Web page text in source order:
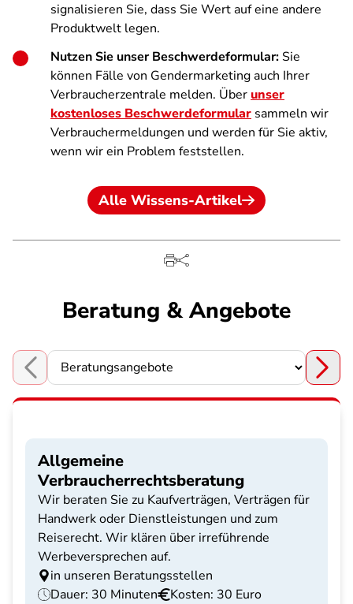
signalisieren Sie, dass Sie Wert auf eine andere
Produktwelt legen.
Nutzen Sie unser Beschwerdeformular: Sie
können Fälle von Gendermarketing auch Ihrer
Verbraucherzentrale melden. Überunser
kostenloses Beschwerdeformular sammeln wir
Verbrauchermeldungen und werden für Sie aktiv,
wenn wir ein Problem feststellen.
Alle Wissens-Artikel
Beratung & Angebote
Choose a section
Allgemeine
Verbraucherrechtsberatung
Wir beraten Sie zu Kaufverträgen, Verträgen für
Handwerk oder Dienstleistungen und zum
Reiserecht. Wir klären über irreführende
Werbeversprechen auf.
in unseren Beratungsstellen
Dauer: 30 Minuten
Kosten: 30 Euro